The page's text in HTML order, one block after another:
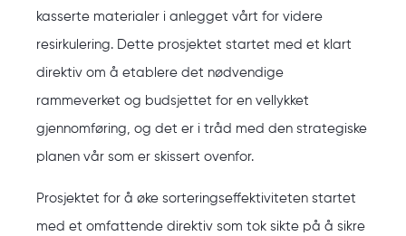
kasserte materialer i anlegget vårt for videre
resirkulering. Dette prosjektet startet med et klart
direktiv om å etablere det nødvendige
rammeverket og budsjettet for en vellykket
gjennomføring, og det er i tråd med den strategiske
planen vår som er skissert ovenfor.
Prosjektet for å øke sorteringseffektiviteten startet
med et omfattende direktiv som tok sikte på å sikre